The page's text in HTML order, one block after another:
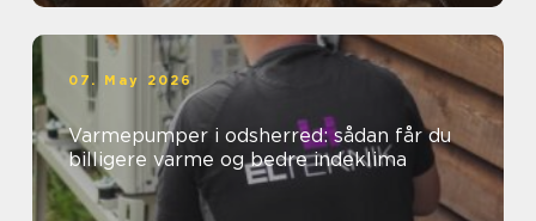
07. May 2026
Varmepumper i odsherred: sådan får du
billigere varme og bedre indeklima